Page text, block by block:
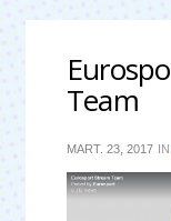
Team
MART. 23, 2017 IN